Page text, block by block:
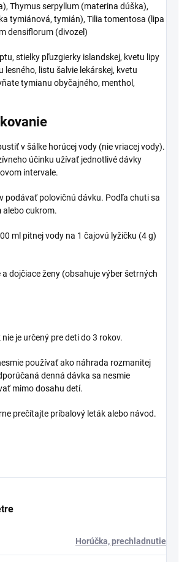
Thymus serpyllum (materina dúška),
tymiánová, tymián), Tilia tomentosa (lipa
densiflorum (divozel)
stielky pľuzgierky islandskej, kvetu lipy
lesného, listu šalvie lekárskej, kvetu
tymianu obyčajného, menthol,
v šálke horúcej vody (nie vriacej vody).
účinku užívať jednotlivé dávky
intervale.
podávať polovičnú dávku. Podľa chuti sa
alebo cukrom.
ml pitnej vody na 1 čajovú lyžičku (4 g)
dojčiace ženy (obsahuje výber šetrných
je určený pre deti do 3 rokov.
používať ako náhrada rozmanitej
denná dávka sa nesmie
mimo dosahu detí.
prečítajte príbalový leták alebo návod.
Horúčka, prechladnutie